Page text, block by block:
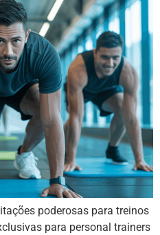
poderosas para treinos
para personal trainers